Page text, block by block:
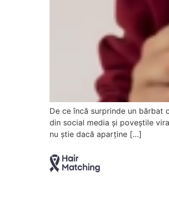
De ce încă surprinde un bărbat
din social media și poveștile
nu știe dacă aparține […]